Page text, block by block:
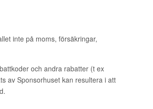
inte på moms, försäkringar,
och andra rabatter (t ex
av Sponsorhuset kan resultera i att